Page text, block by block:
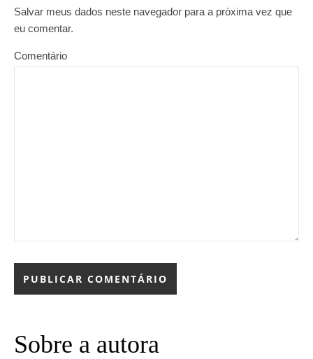
Salvar meus dados neste navegador para a próxima vez que
eu comentar.
Comentário
Sobre a autora